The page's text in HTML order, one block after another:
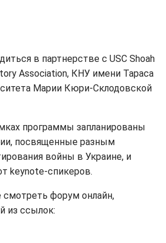
в партнерстве с USC Shoah
Association, КНУ имени Тараса
Марии Кюри-Склодовской
программы запланированы
посвященные разным
войны в Украине, и
keynote-спикеров.
смотреть форум онлайн,
из ссылок: